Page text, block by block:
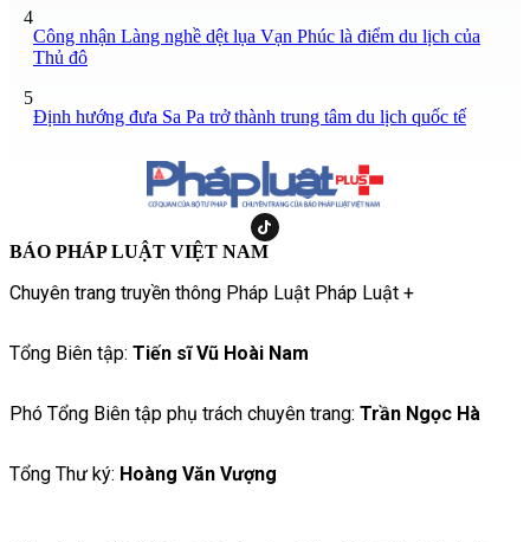
4
Công nhận Làng nghề dệt lụa Vạn Phúc là điểm du lịch của
Thủ đô
5
Định hướng đưa Sa Pa trở thành trung tâm du lịch quốc tế
BÁO PHÁP LUẬT VIỆT NAM
Chuyên trang truyền thông Pháp Luật Pháp Luật +
Tổng Biên tập: Tiến sĩ Vũ Hoài Nam
Phó Tổng Biên tập phụ trách chuyên trang: Trần Ngọc Hà
Tổng Thư ký: Hoàng Văn Vượng